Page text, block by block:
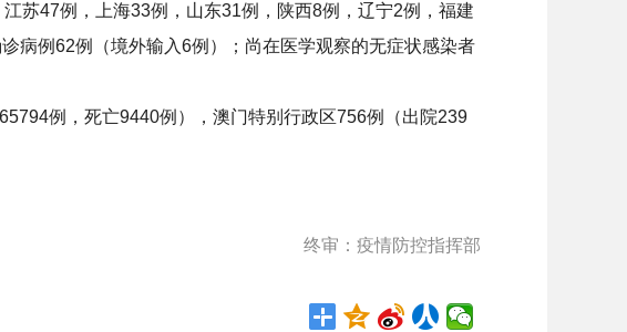
47例，上海33例，山东31例，陕西8例，辽宁2例，福建
病例62例（境外输入6例）；尚在医学观察的无症状感染者
例，死亡9440例），澳门特别行政区756例（出院239
终审：疫情防控指挥部